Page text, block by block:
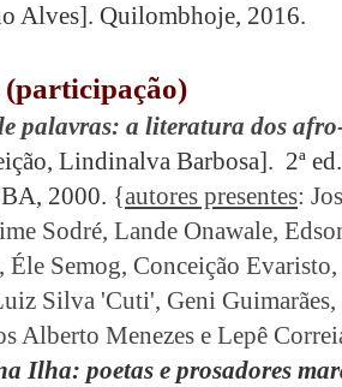
Alves]. Quilombhoje, 2016.
palavras: a literatura dos
Lindinalva Barbosa]. 2ª
2000. {autores presentes:
Sodré, Lande Onawale,
Semog, Conceição
Silva 'Cuti', Geni
Alberto Menezes e Lepê
Ilha: poetas e prosadores